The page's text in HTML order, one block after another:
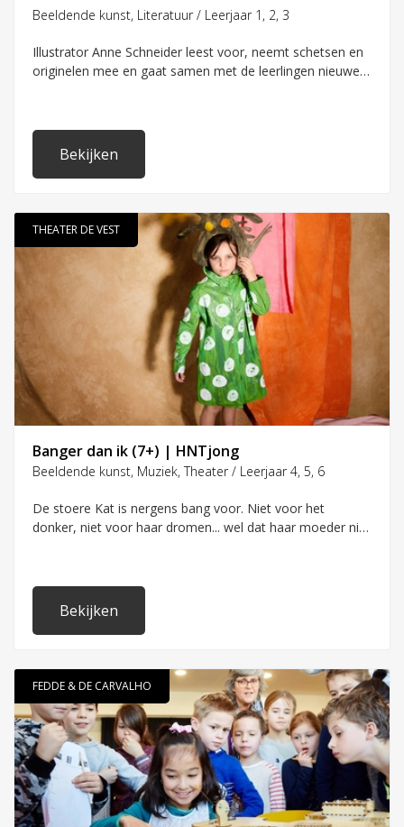
Beeldende kunst, Literatuur / Leerjaar 1, 2, 3
Illustrator Anne Schneider leest voor, neemt schetsen en
originelen mee en gaat samen met de leerlingen nieuwe
Bekijken
THEATER DE VEST
Banger dan ik (7+) | HNTjong
Beeldende kunst, Muziek, Theater / Leerjaar 4, 5, 6
De stoere Kat is nergens bang voor. Niet voor het
donker, niet voor haar dromen... wel dat haar moeder niet
redden. Maar kan dat wel? En wat als je dapper wil zijn,
terwijl je ook een beetje bang bent?
Bekijken
FEDDE & DE CARVALHO